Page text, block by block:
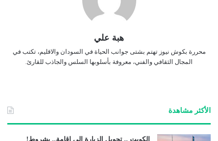
هبة علي
محررة بكوش نيوز تهتم بشتى جوانب الحياة في السودان والاقليم، تكتب في
المجال الثقافي والفني، معروفة بأسلوبها السلس والجاذب للقارئ.
الأكثر مشاهدة
الكويت .. تحويل الزيارة إلى إقامة.. بشروط!